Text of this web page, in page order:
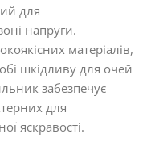
для
напруги.
матеріалів,
шкідливу для очей
забезпечує
для
яскравості.